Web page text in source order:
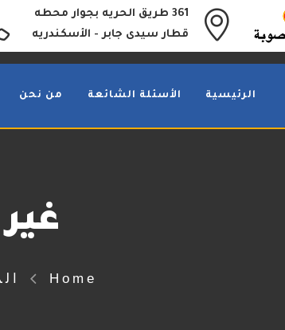
361 طريق الحريه بجوار محطه
قطار سيدى جابر - الأسكندريه
الرئيسية الأسئلة الشائعة من نحن
Home